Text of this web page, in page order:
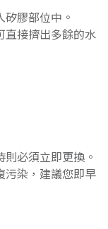
膠部位中。
直接擠出多餘的水
必須立即更換。
污染，建議您即早